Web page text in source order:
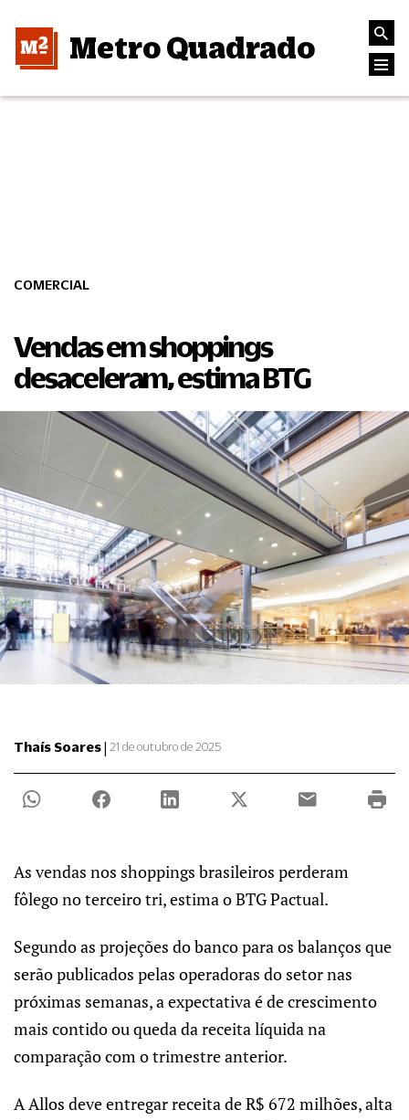
Metro Quadrado
COMERCIAL
Vendas em shoppings
desaceleram, estima BTG
Thaís Soares| 21 de outubro de 2025
As vendas nos shoppings brasileiros perderam
fôlego no terceiro tri, estima o BTG Pactual.
Segundo as projeções do banco para os balanços que
serão publicados pelas operadoras do setor nas
próximas semanas, a expectativa é de crescimento
mais contido ou queda da receita líquida na
comparação com o trimestre anterior.
A Allos deve entregar receita de R$ 672 milhões, alta